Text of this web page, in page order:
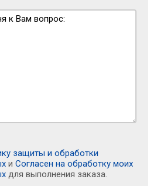
защиты и обработки
и Согласен на обработку моих
для выполнения заказа.